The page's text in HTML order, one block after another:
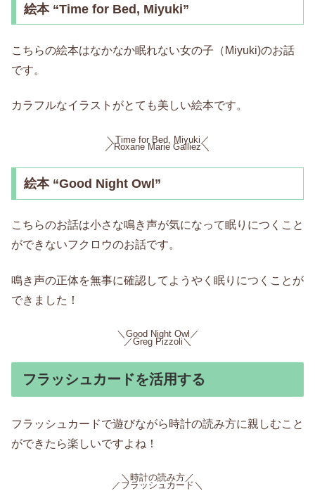
絵本 “Time for Bed, Miyuki”
こちらの絵本はなかなか眠れない女の子（Miyuki)のお話
です。
カラフルなイラストがとても美しい絵本です。
＼Time for Bed, Miyuki／
／Roxane Marie Galliez＼
絵本 “Good Night Owl”
こちらのお話は小さな鳴き声が気になって眠りにつくこと
ができないフクロウのお話です。
鳴き声の正体を無事に確認してようやく眠りにつくことが
できました！
＼Good Night Owl／
／Greg Pizzoli＼
フラッシュカードを活用する
フラッシュカードで遊びながら時計の読み方に親しむこと
ができたら楽しいですよね！
＼時計の読み方／
／フラッシュカード＼